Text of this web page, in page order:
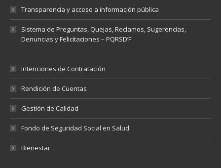
Transparencia y acceso a información pública
Sistema de Preguntas, Quejas, Reclamos, Sugerencias,
Denuncias y Felicitaciones – PQRSD’F
Intenciones de Contratación
Rendición de Cuentas
Gestión de Calidad
Fondo de Seguridad Social en Salud
Bienestar